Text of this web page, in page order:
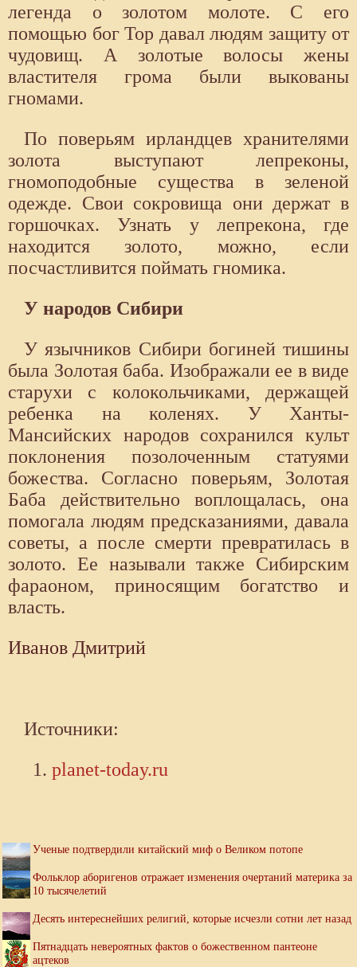
легенда о золотом молоте. С его
помощью бог Тор давал людям защиту от
чудовищ. А золотые волосы жены
властителя грома были выкованы
гномами.
По поверьям ирландцев хранителями
золота выступают лепреконы,
гномоподобные существа в зеленой
одежде. Свои сокровища они держат в
горшочках. Узнать у лепрекона, где
находится золото, можно, если
посчастливится поймать гномика.
У народов Сибири
У язычников Сибири богиней тишины
была Золотая баба. Изображали ее в виде
старухи с колокольчиками, держащей
ребенка на коленях. У Ханты-
Мансийских народов сохранился культ
поклонения позолоченным статуями
божества. Согласно поверьям, Золотая
Баба действительно воплощалась, она
помогала людям предсказаниями, давала
советы, а после смерти превратилась в
золото. Ее называли также Сибирским
фараоном, приносящим богатство и
власть.
Иванов Дмитрий
Источники:
planet-today.ru
Ученые подтвердили китайский миф о Великом потопе
Фольклор аборигенов отражает изменения очертаний материка за
10 тысячелетий
Десять интереснейших религий, которые исчезли сотни лет назад
Пятнадцать невероятных фактов о божественном пантеоне
ацтеков